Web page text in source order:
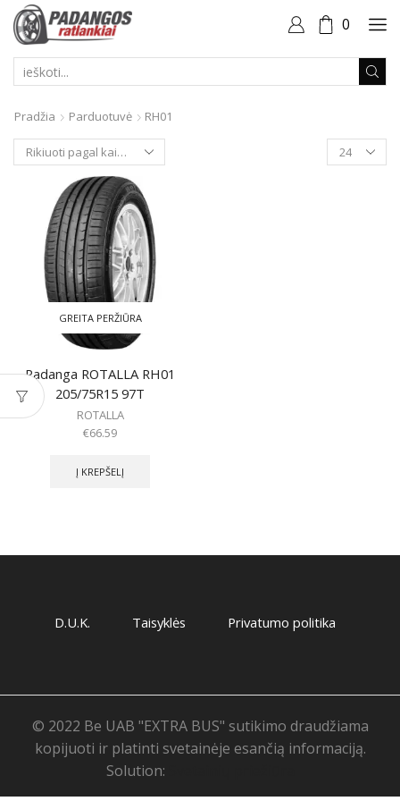
0
Pradžia Parduotuvė
RH01
Produktai
puslapyje
GREITA PERŽIŪRA
Padanga ROTALLA RH01
205/75R15 97T
ROTALLA
€66.59
Į KREPŠELĮ
D.U.K. Taisyklės Privatumo politika
© 2022 Be UAB "EXTRA BUS" sutikimo draudžiama
kopijuoti ir platinti svetainėje esančią informaciją.
Solution: